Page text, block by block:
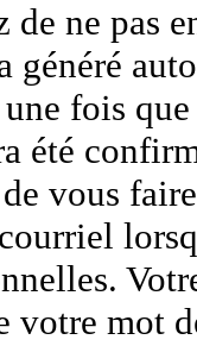
de ne pas
généré
fois
été
vous
votre mot